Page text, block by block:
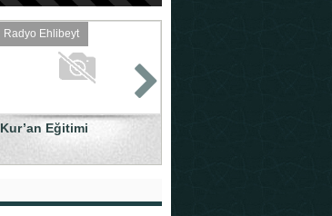
Radyo Ehlibeyt
Kur’an Eğitimi